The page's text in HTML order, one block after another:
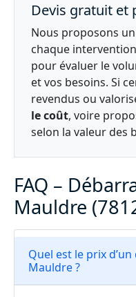
Devis gratuit et
Nous proposons un
chaque
pour évaluer le
et vos besoins. Si
revendus ou
le coût, voire
selon la valeur des
FAQ –
Mauldre
Quel est le prix
Mauldre ?